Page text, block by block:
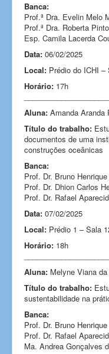
Banca:
Prof.ª Dra. Evelin Melo
Prof.ª Dra. Roberta
Esp. Camila Lacerda
Data: 06/02/2025
Local: Prédio do ICHI –
Horário: 17h
Aluna: Amanda Aranda
Título do trabalho:
documentos de uma
construções oceânicas
Banca:
Prof. Dr. Bruno
Prof. Dr. Dhion Carlos
Prof. Dr. Rafael
Data: 07/02/2025
Local: Prédio 1 – Sala
Horário: 18h
Aluna: Melyne Viana
Título do trabalho:
sustentabilidade na
Banca:
Prof. Dr. Bruno
Prof. Dr. Rafael
Ma. Andrea Gonçalves